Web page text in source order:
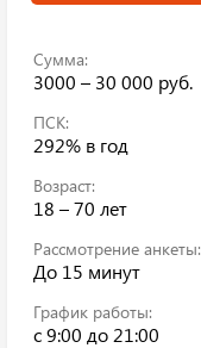
Сумма:
3000 – 30 000 руб.
ПСК:
292% в год
Возраст:
18 – 70 лет
Рассмотрение анкеты:
До 15 минут
График работы:
c 9:00 до 21:00